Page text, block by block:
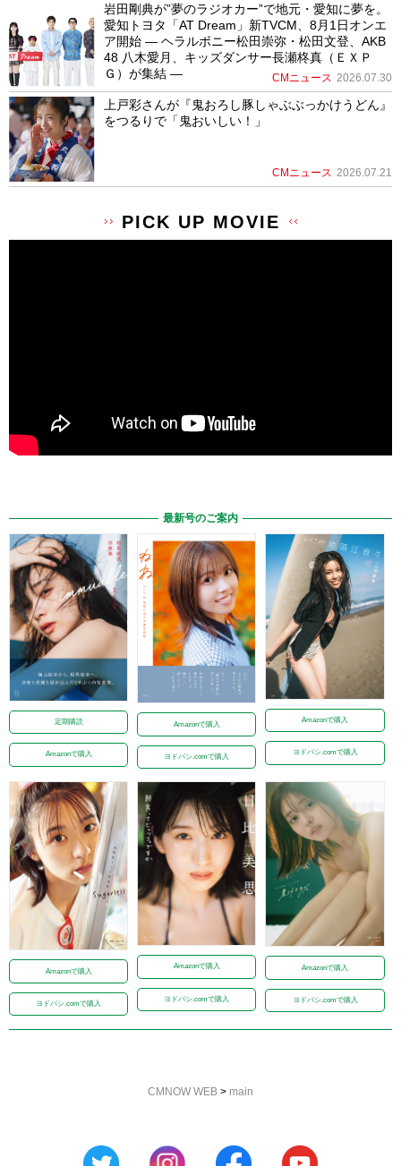
岩田剛典が”夢のラジオカー”で地元・愛知に夢を。
愛知トヨタ「AT Dream」新TVCM、8月1日オンエ
ア開始 ― ヘラルボニー松田崇弥・松田文登、AKB
48 八木愛月、キッズダンサー長瀬柊真（ＥＸＰ
Ｇ）が集結 ―
CMニュース 2026.07.30
上戸彩さんが『鬼おろし豚しゃぶぶっかけうどん』
をつるりで「鬼おいしい！」
CMニュース 2026.07.21
PICK UP MOVIE
最新号のご案内
定期購読
Amazonで購入
Amazonで購入
ヨドバシ.comで購入
Amazonで購入
ヨドバシ.comで購入
Amazonで購入
ヨドバシ.comで購入
Amazonで購入
ヨドバシ.comで購入
Amazonで購入
ヨドバシ.comで購入
CMNOW WEB > main